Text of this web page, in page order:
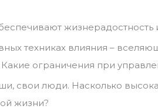
жизнерадостность
техниках влияния –
Какие ограничения при
свои люди. Насколько
жизни?